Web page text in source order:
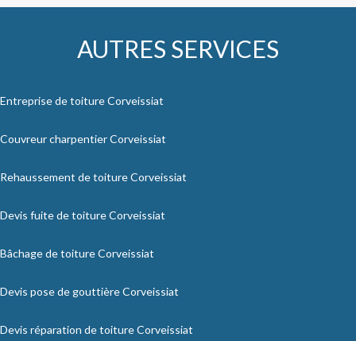
AUTRES SERVICES
Entreprise de toiture Corveissiat
Couvreur charpentier Corveissiat
Rehaussement de toiture Corveissiat
Devis fuite de toiture Corveissiat
Bâchage de toiture Corveissiat
Devis pose de gouttière Corveissiat
Devis réparation de toiture Corveissiat